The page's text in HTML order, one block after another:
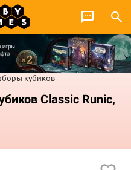
кубиков
Classic Runic,